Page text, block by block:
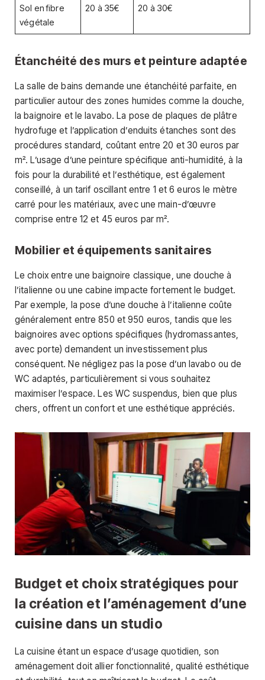
Sol en fibre
végétale
20 à 35€ 20 à 30€
Étanchéité des murs et peinture adaptée
La salle de bains demande une étanchéité parfaite, en
particulier autour des zones humides comme la douche,
la baignoire et le lavabo. La pose de plaques de plâtre
hydrofuge et l’application d’enduits étanches sont des
procédures standard, coûtant entre 20 et 30 euros par
m². L’usage d’une peinture spécifique anti-humidité, à la
fois pour la durabilité et l’esthétique, est également
conseillé, à un tarif oscillant entre 1 et 6 euros le mètre
carré pour les matériaux, avec une main-d’œuvre
comprise entre 12 et 45 euros par m².
Mobilier et équipements sanitaires
Le choix entre une baignoire classique, une douche à
l’italienne ou une cabine impacte fortement le budget.
Par exemple, la pose d’une douche à l’italienne coûte
généralement entre 850 et 950 euros, tandis que les
baignoires avec options spécifiques (hydromassantes,
avec porte) demandent un investissement plus
conséquent. Ne négligez pas la pose d’un lavabo ou de
WC adaptés, particulièrement si vous souhaitez
maximiser l’espace. Les WC suspendus, bien que plus
chers, offrent un confort et une esthétique appréciés.
Budget et choix stratégiques pour
la création et l’aménagement d’une
cuisine dans un studio
La cuisine étant un espace d’usage quotidien, son
aménagement doit allier fonctionnalité, qualité esthétique